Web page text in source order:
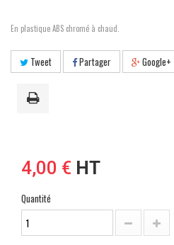
En plastique ABS chromé à chaud.
Tweet Partager Google+
4,00 € HT
Quantité